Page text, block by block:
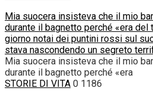
Mia suocera insisteva che il mio
durante il bagnetto perché «era del
giorno notai dei puntini rossi sul
stava nascondendo un segreto
Mia suocera insisteva che il mio
durante il bagnetto perché «era
STORIE DI VITA 0 1186